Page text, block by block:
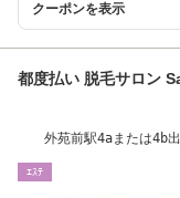
クーポンを表示
都度払い 脱毛サロン
外苑前駅4aまたは4b
ｴｽﾃ